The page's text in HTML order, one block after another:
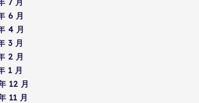
7 月
6 月
4 月
3 月
2 月
1 月
12 月
11 月